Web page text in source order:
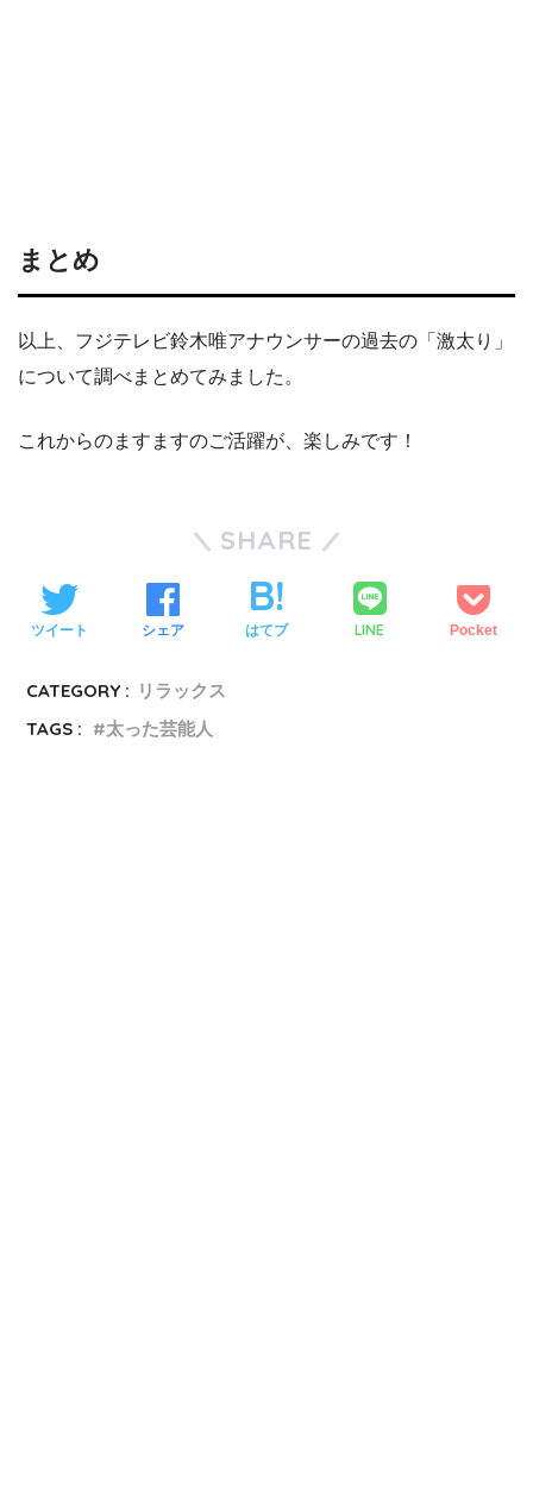
まとめ
以上、フジテレビ鈴木唯アナウンサーの過去の「激太り」
について調べまとめてみました。
これからのますますのご活躍が、楽しみです！
SHARE
ツイート シェア はてブ LINE Pocket
CATEGORY : リラックス
TAGS :
太った芸能人